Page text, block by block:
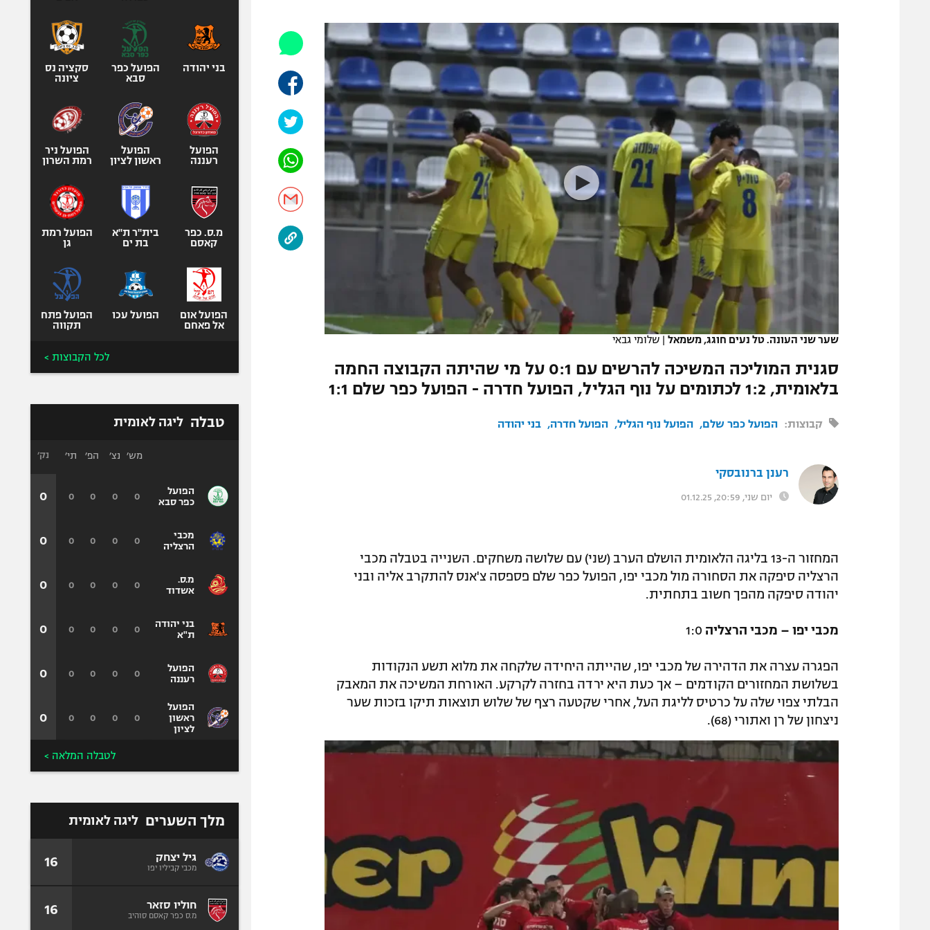
תקנון משתתפים וזוכים בפרסים
תקנון עבור פעילות אלקטרה
תקנון עבור פעילות ספורט 1 – "מרלן"
גיימינג E-Sports
תנאי שימוש
מדיניות פרטיות
תקנון פעילות ספורט 1
רשיון להקרנה פומבית לבית עסק
הצטרפות לחבילת הערוצים
הפועל תל אביב
הפועל חיפה
הפועל באר שבע
מכבי נתניה
בני יהודה
ליגה סינית
ליגה ברזילאית
ליגות נוספות
אופניים
ספורט מוטורי
כדורמים
בייסבול MLB
ספורט אתגרי
אומנויות לחימה
גיימינג E-Sports
שער שני העונה. טל נעים חוגג, משמאל | שלומי גבאי
סגנית המוליכה המשיכה להרשים עם 0:1 על מי שהיתה הקבוצה החמה
בלאומית, 1:2 לכתומים על נוף הגליל, הפועל חדרה - הפועל כפר שלם 1:1
קבוצות: הפועל כפר שלם הפועל נוף הגליל הפועל חדרה בני יהודה
רענן ברנובסקי
יום שני, 20:59, 01.12.25
המחזור ה-13 בליגה הלאומית הושלם הערב (שני) עם שלושה משחקים. השנייה בטבלה מכבי
הרצליה סיפקה את הסחורה מול מכבי יפו, הפועל כפר שלם פספסה צ'אנס להתקרב אליה ובני
יהודה סיפקה מהפך חשוב בתחתית.
מכבי יפו – מכבי הרצליה
הפגרה עצרה את הדהירה של מכבי יפו, שהייתה היחידה שלקחה את מלוא תשע הנקודות
בשלושת המחזורים הקודמים – אך כעת היא ירדה בחזרה לקרקע. האורחת המשיכה את המאבק
הבלתי צפוי שלה על כרטיס לליגת העל, אחרי שקטעה רצף של שלוש תוצאות תיקו בזכות שער
ניצחון של רן ואתורי (68).
בני יהודה
הפועל כפר
סבא
סקציה נס
ציונה
הפועל
רעננה
הפועל
ראשון לציון
הפועל ניר
רמת השרון
מ.ס. כפר
קאסם
בית"ר ת"א
בת ים
הפועל רמת
גן
הפועל אום
אל פאחם
הפועל עכו
הפועל פתח
תקווה
לכל הקבוצות >
טבלה ליגה לאומית
הפועל
כפר סבא
מכבי
הרצליה
מ.ס.
אשדוד
בני יהודה
ת"א
הפועל
רעננה
הפועל
ראשון
לציון
מש׳ נצ׳ הפ׳ תי׳
0
0
0
0
0
0
0
0
0
0
0
0
0
0
0
0
0
0
0
0
0
0
0
0
נק׳
0
0
0
0
0
0
לטבלה המלאה >
מלך השערים ליגה לאומית
גיל יצחק
מכבי קביליו יפו 16
חוליו סזאר
מ.ס כפר קאסם סוהיב 16